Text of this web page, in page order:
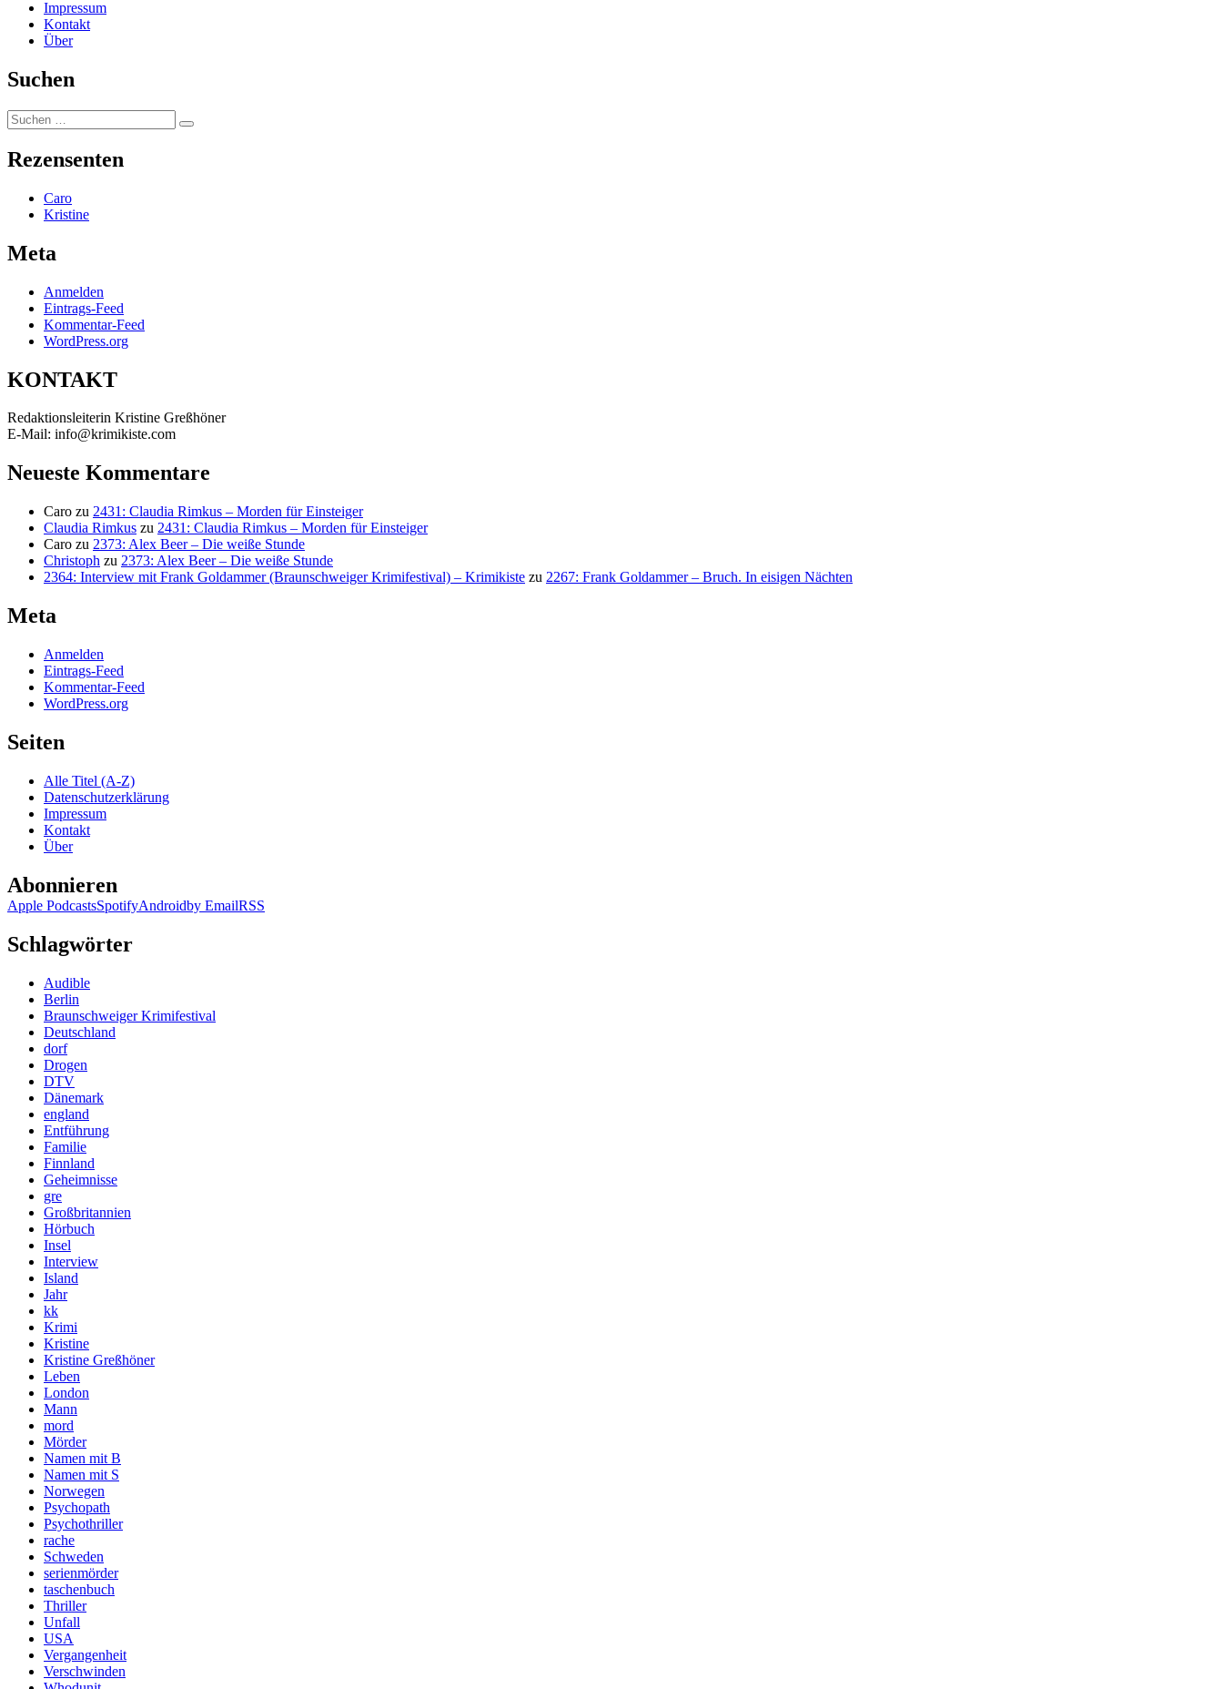
Impressum
Kontakt
Über
Suchen
Suchen
nach:
Suchen
Rezensenten
Caro
Kristine
Meta
Anmelden
Eintrags-Feed
Kommentar-Feed
WordPress.org
KONTAKT
Redaktionsleiterin Kristine Greßhöner
E-Mail: info@krimikiste.com
Neueste Kommentare
Caro zu 2431: Claudia Rimkus – Morden für Einsteiger
Claudia Rimkus zu 2431: Claudia Rimkus – Morden für Einsteiger
Caro zu 2373: Alex Beer – Die weiße Stunde
Christoph zu 2373: Alex Beer – Die weiße Stunde
2364: Interview mit Frank Goldammer (Braunschweiger Krimifestival) – Krimikiste zu 2267: Frank Goldammer – Bruch. In eisigen Nächten
Meta
Anmelden
Eintrags-Feed
Kommentar-Feed
WordPress.org
Seiten
Alle Titel (A-Z)
Datenschutzerklärung
Impressum
Kontakt
Über
Abonnieren
Apple PodcastsSpotifyAndroidby EmailRSS
Schlagwörter
Audible
Berlin
Braunschweiger Krimifestival
Deutschland
dorf
Drogen
DTV
Dänemark
england
Entführung
Familie
Finnland
Geheimnisse
gre
Großbritannien
Hörbuch
Insel
Interview
Island
Jahr
kk
Krimi
Kristine
Kristine Greßhöner
Leben
London
Mann
mord
Mörder
Namen mit B
Namen mit S
Norwegen
Psychopath
Psychothriller
rache
Schweden
serienmörder
taschenbuch
Thriller
Unfall
USA
Vergangenheit
Verschwinden